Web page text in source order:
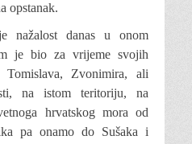
opstanak.
nažalost danas u onom
je bio za vrijeme svojih
Tomislava, Zvonimira, ali
na istom teritoriju, na
hrvatskog mora od
pa onamo do Sušaka i